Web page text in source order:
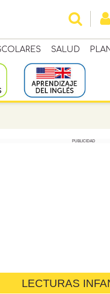
SALUD
PUBLICIDAD
LECTURAS